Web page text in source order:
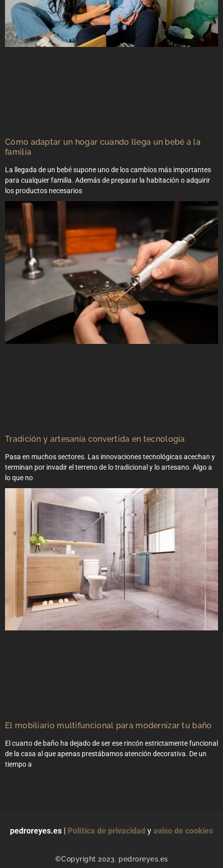
Cómo adaptar un hogar cuando llega un bebé a la
familia
La llegada de un bebé supone uno de los cambios más importantes
para cualquier familia. Además de preparar la habitación o adquirir
los productos necesarios
Tradición y artesanía convertida en tecnología
Pasa en muchos sectores. Las innovaciones tecnológicas acechan y
terminan por invadir el terreno de lo tradicional y lo artesano. Algo a
lo que no
El mobiliario multifuncional para modernizar tu baño
El cuarto de baño ha dejado de ser ese rincón estrictamente funcional
de la casa al que apenas prestábamos atención decorativa. De un
tiempo a
©Copyright 2023. pedroreyes.es
pedroreyes.es Política de privacidad y aviso de cookies